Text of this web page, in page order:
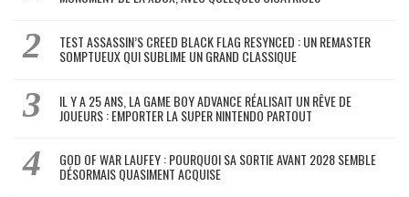
TEST ASSASSIN’S CREED BLACK FLAG RESYNCED : UN REMASTER
SOMPTUEUX QUI SUBLIME UN GRAND CLASSIQUE
IL Y A 25 ANS, LA GAME BOY ADVANCE RÉALISAIT UN RÊVE DE
JOUEURS : EMPORTER LA SUPER NINTENDO PARTOUT
GOD OF WAR LAUFEY : POURQUOI SA SORTIE AVANT 2028 SEMBLE
DÉSORMAIS QUASIMENT ACQUISE